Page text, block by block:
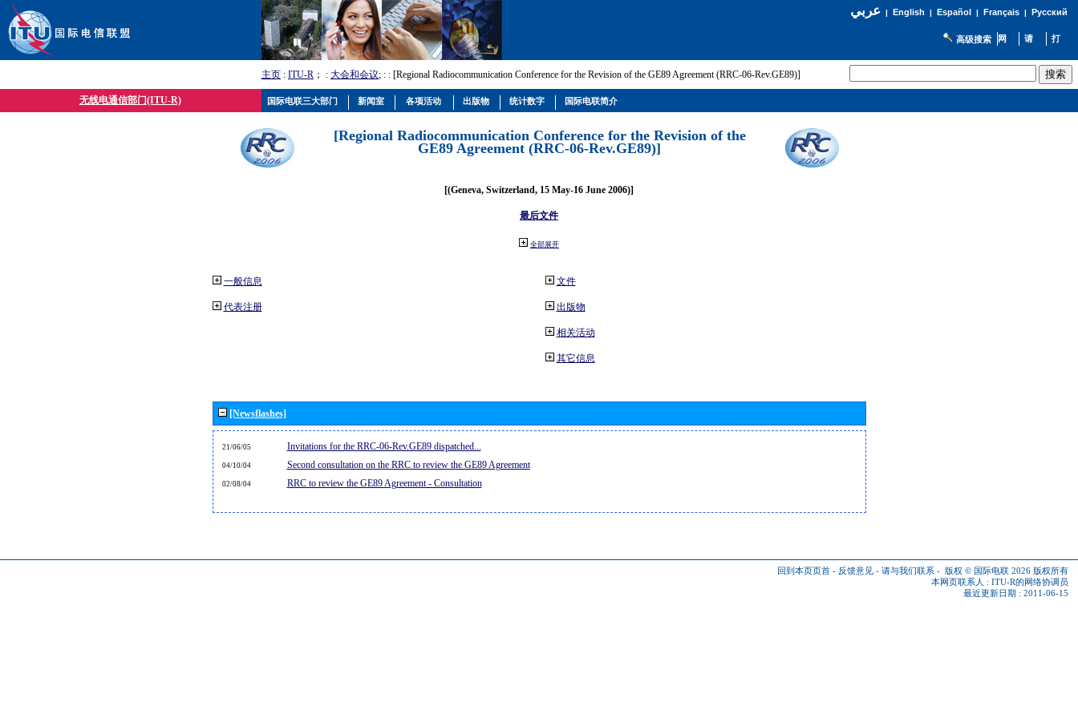
عربي| English | Español | Français| Русский
高级搜索
主页 : ITU-R ； : 大会和会议; : : [Regional Radiocommunication Conference for the Revision of the GE89 Agreement (RRC-06-Rev.GE89)]
无线电通信部门(ITU-R)
[Regional Radiocommunication Conference for the Revision of the
GE89 Agreement (RRC-06-Rev.GE89)]
[(Geneva, Switzerland, 15 May-16 June 2006)]
最后文件
全部展开
一般信息
代表注册
文件
出版物
相关活动
其它信息
[Newsflashes]
21/06/05 Invitations for the RRC-06-Rev.GE89 dispatched...
04/10/04 Second consultation on the RRC to review the GE89 Agreement
02/08/04 RRC to review the GE89 Agreement - Consultation
回到本页页首 - 反馈意见 - 请与我们联系 - 版权 © 国际电联 2026 版权所有
本网页联系人 : ITU-R的网络协调员
最近更新日期 : 2011-06-15
国际电联三大部门 新闻室 各项活动 出版物 统计数字 国际电联简介